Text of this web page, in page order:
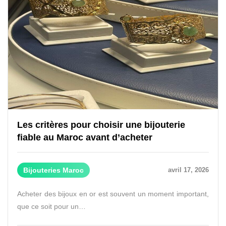
Les critères pour choisir une bijouterie
fiable au Maroc avant d’acheter
Bijouteries Maroc avril 17, 2026
Acheter des bijoux en or est souvent un moment important,
que ce soit pour un…